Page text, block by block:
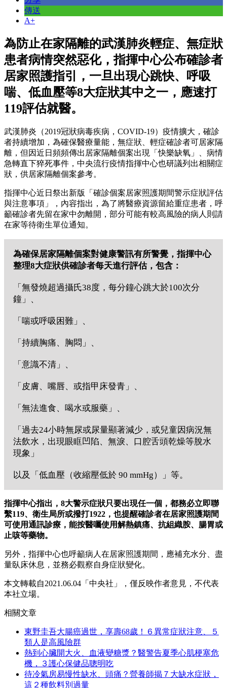
傳送
A+
為防止在家隔離的武漢肺炎輕症、無症狀
患者病情突然惡化，指揮中心公布確診者
居家照護指引，一旦出現心跳快、呼吸
喘、低血壓等8大症狀其中之一，應速打
119評估就醫。
武漢肺炎（2019冠狀病毒疾病，COVID-19）疫情擴大，確診
者持續增加，為確保醫療量能，無症狀、輕症確診者可居家隔
離，但因近日頻頻傳出居家隔離個案出現「快樂缺氧」、病情
急轉直下猝死事件，中央流行疫情指揮中心也研議列出相關症
狀，供居家隔離個案參考。
指揮中心近日祭出新版「確診個案居家照護期間警示症狀評估
與注意事項」，內容指出，為了將醫療資源留給重症患者，呼
籲確診者先留在家中勿離開，部分可能有較高風險的病人則請
在家等待衛生單位通知。
為確保居家隔離個案對健康警訊有所警覺，指揮中心
整理8大症狀供確診者每天進行評估，包含：
「無發燒超過攝氏38度，每分鐘心跳大於100次分
鐘」、
「喘或呼吸困難」、
「持續胸痛、胸悶」、
「意識不清」、
「皮膚、嘴唇、或指甲床發青」、
「無法進食、喝水或服藥」、
「過去24小時無尿或尿量顯著減少，或兒童因病況無
法飲水，出現眼眶凹陷、無淚、口腔舌頭乾燥等脫水
現象」
以及「低血壓（收縮壓低於 90 mmHg）」等。
指揮中心指出，8大警示症狀只要出現任一個，都務必立即聯
繫119、衛生局所或撥打1922，也提醒確診者在居家照護期間
可使用通訊診療，能按醫囑使用解熱鎮痛、抗組織胺、腸胃或
止咳等藥物。
另外，指揮中心也呼籲病人在居家照護期間，應補充水分、盡
量臥床休息，並務必觀察自身症狀變化。
本文轉載自2021.06.04 「中央社」， 僅反映作者意見，不代表
本社立場。
相關文章
東野圭吾大腸癌過世，享壽68歲！６異常症狀注意、５
類人是高風險群
熱到心臟開大火、血液變糖漿？醫警告夏季心肌梗塞危
機，３護心保健品聰明吃
待冷氣房易慢性缺水、頭痛？營養師揭７大缺水症狀，
這２種飲料別過量